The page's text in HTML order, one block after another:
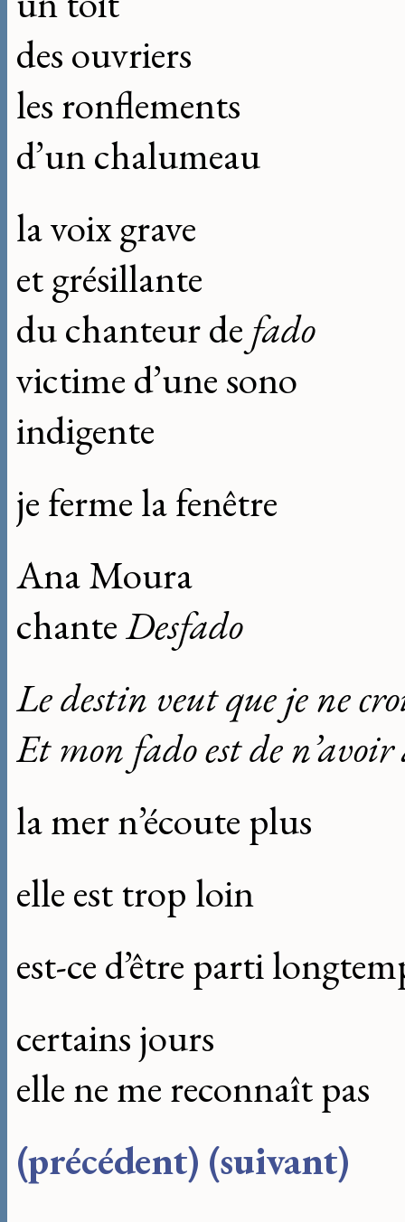
des ouvriers
les ronflements
d’un chalumeau
la voix grave
et grésillante
du chanteur defado
victime d’une sono
indigente
je ferme la fenêtre
Ana Moura
chanteDesfado
Le destin veut que je ne
Et mon fadoest de
la mer n’écoute plus
elle est trop loin
est-ce d’être parti
certains jours
elle ne me reconnaît pas
(précédent) (suivant)